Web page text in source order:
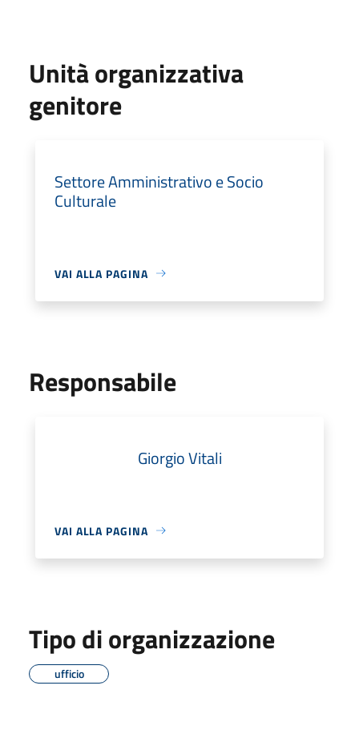
Unità organizzativa
genitore
Settore Amministrativo e Socio
Culturale
VAI ALLA PAGINA
Responsabile
Giorgio Vitali
VAI ALLA PAGINA
Tipo di organizzazione
ufficio